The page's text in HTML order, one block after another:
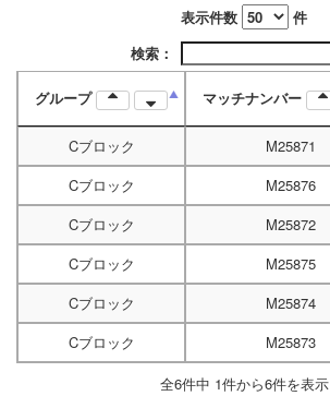
表示件数
件
検索：
グループ マッチナンバー
Cブロック M25871
Cブロック
M25876
Cブロック
M25872
Cブロック
M25875
Cブロック
M25874
Cブロック
M25873
全6件中 1件から6件を表示